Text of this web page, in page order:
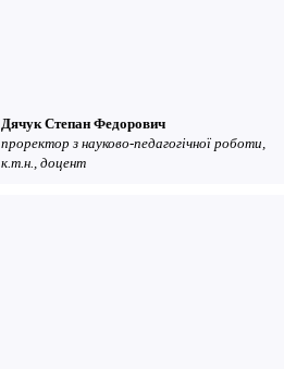
Дячук Степан Федорович
проректор з науково-педагогічної роботи,
к.т.н., доцент